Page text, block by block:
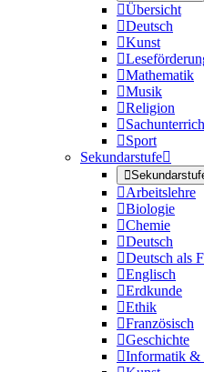
Übersicht
Deutsch
Kunst

Mathematik
Musik
Religion

Sport
Sekundarstufe

Arbeitslehre
Biologie
Chemie
Deutsch
Deutsch als
Englisch
Erdkunde
Ethik
Französisch
Geschichte
Informatik &